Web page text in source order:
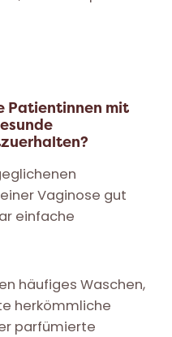
Patientinnen mit
Vaginose gut
einfache
häufiges Waschen,
herkömmliche
parfümierte